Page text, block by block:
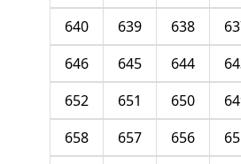
638
639
640
644
645
646
650
651
652
656
657
658